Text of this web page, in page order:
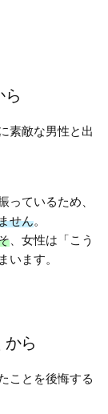
ら
素敵な男性と出
っているため、
せん。
、女性は「こう
います。
ら
ことを後悔する